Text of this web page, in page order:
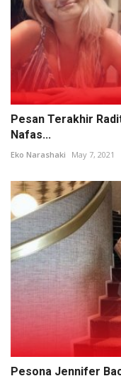
Pesan Terakhir
Nafas...
Eko Narashaki May 7, 2021
Pesona Jennifer